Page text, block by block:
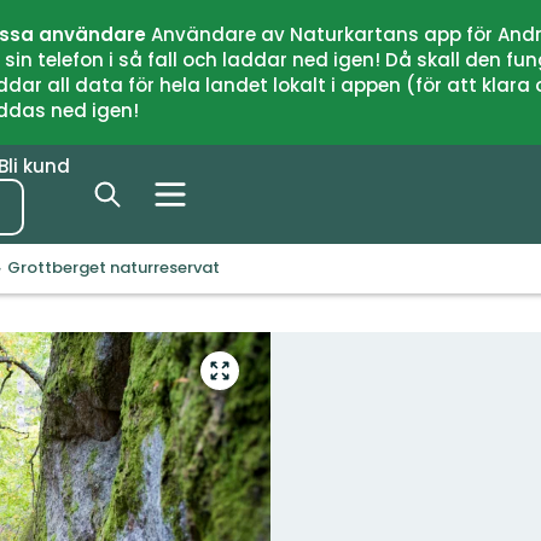
användareAnvändare av Naturkartans app för
telefon i så fall och laddar ned igen! Då skall den
all data för hela landet lokalt i appen (för att
ned igen!
Bli kund
Grottberget naturreservat
Gå
till
helskärmsläge